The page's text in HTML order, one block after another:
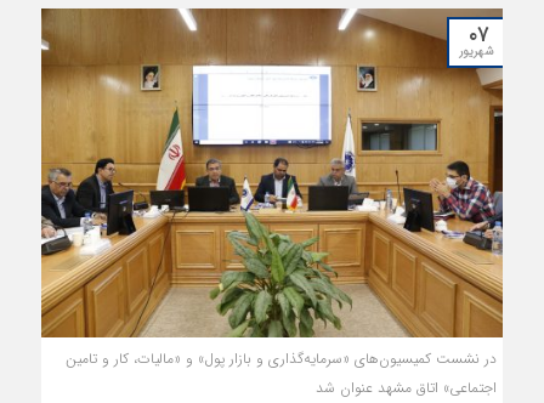
۰۷
شهریور
در نشست کمیسیون‌های «سرمایه‌گذاری و بازار پول» و «مالیات، کار و تامین
اجتماعی» اتاق مشهد عنوان شد